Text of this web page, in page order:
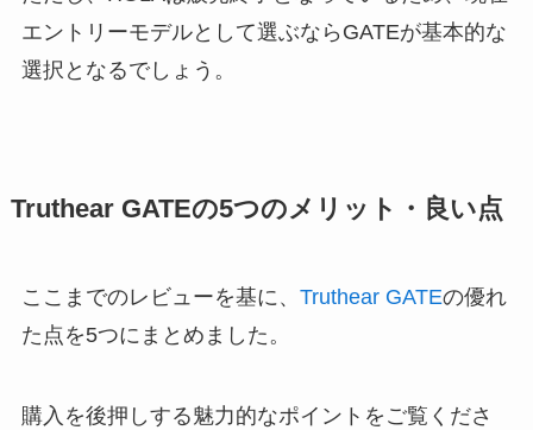
エントリーモデルとして選ぶならGATEが基本的な
選択となるでしょう。
Truthear GATEの5つのメリット・良い点
ここまでのレビューを基に、 Truthear GATEの優れ
た点を5つにまとめました。
購入を後押しする魅力的なポイントをご覧くださ